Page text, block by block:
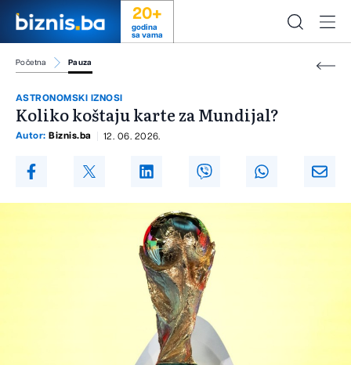
20+
godina
sa vama
Početna Pauza
ASTRONOMSKI IZNOSI
Koliko koštaju karte za Mundijal?
Autor: Biznis.ba 12. 06. 2026.